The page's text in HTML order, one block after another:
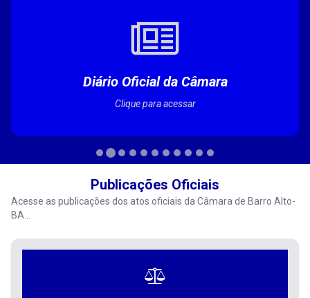
Diário Oficial da Câmara
Clique para acessar
Publicações Oficiais
Acesse as publicações dos atos oficiais da Câmara de Barro Alto-
BA...